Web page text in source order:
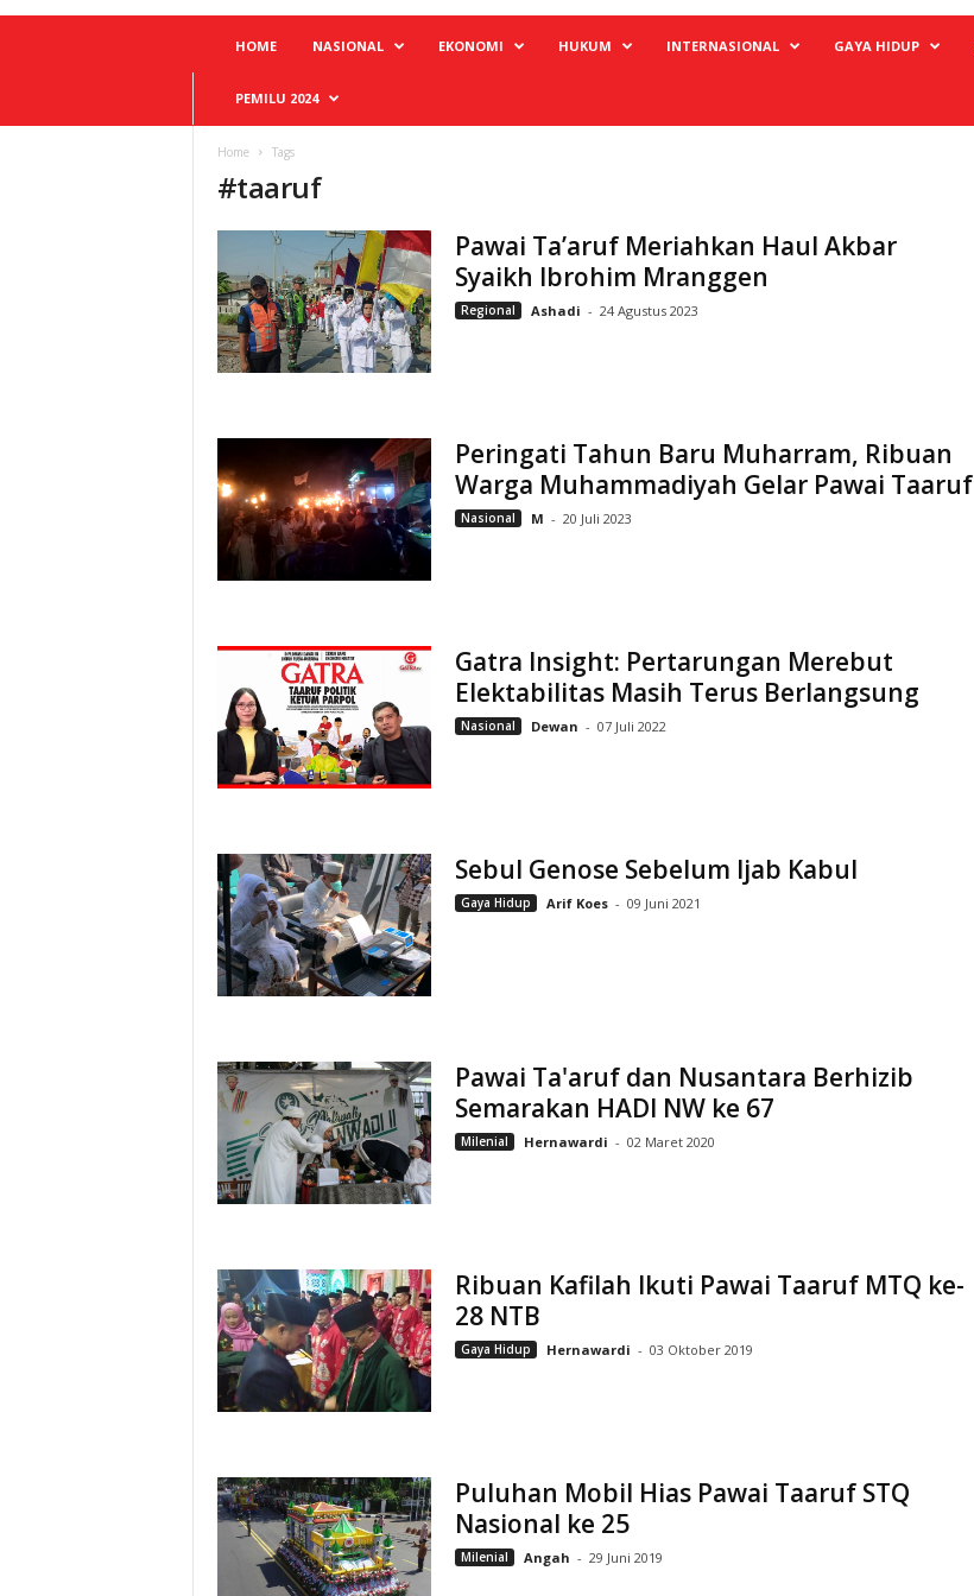
HOME NASIONAL EKONOMI HUKUM INTERNASIONAL GAYA HIDUP
PEMILU 2024
Home Tags
#taaruf
Pawai Ta’aruf Meriahkan Haul Akbar
Syaikh Ibrohim Mranggen
Regional Ashadi - 24 Agustus 2023
Peringati Tahun Baru Muharram, Ribuan
Warga Muhammadiyah Gelar Pawai Taaruf
Nasional M - 20 Juli 2023
Gatra Insight: Pertarungan Merebut
Elektabilitas Masih Terus Berlangsung
Nasional Dewan - 07 Juli 2022
Sebul Genose Sebelum Ijab Kabul
Gaya Hidup Arif Koes - 09 Juni 2021
Pawai Ta'aruf dan Nusantara Berhizib
Semarakan HADI NW ke 67
Milenial Hernawardi - 02 Maret 2020
Ribuan Kafilah Ikuti Pawai Taaruf MTQ ke-
28 NTB
Gaya Hidup Hernawardi - 03 Oktober 2019
Puluhan Mobil Hias Pawai Taaruf STQ
Nasional ke 25
Milenial Angah - 29 Juni 2019